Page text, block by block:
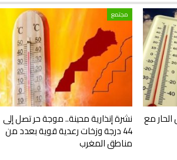
مع
مجتمع
نشرة إنذارية محينة.. موجة حر تصل إلى
44 درجة وزخات رعدية قوية بعدد من
مناطق المغرب